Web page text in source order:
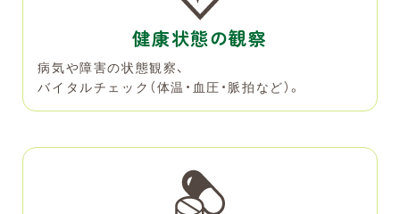
健康状態の観察
病気や障害の状態観察、
バイタルチェック（体温・血圧・脈拍など）。